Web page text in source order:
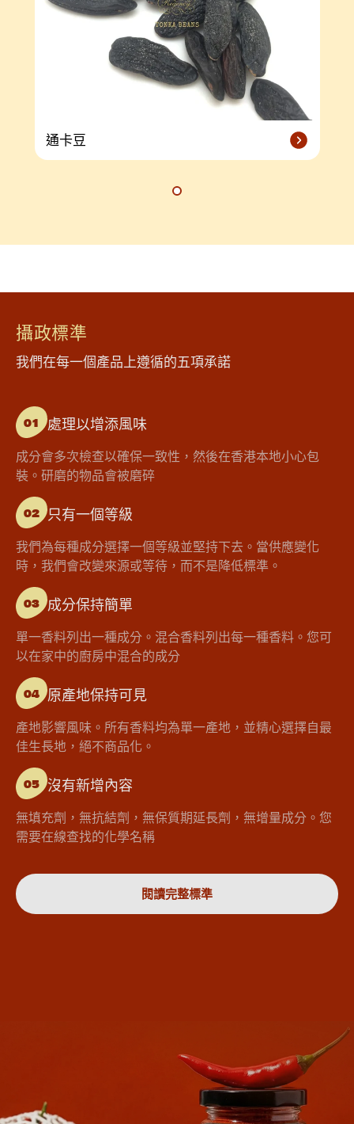
通卡豆
攝政標準
我們在每一個產品上遵循的五項承諾
01 處理以增添風味
成分會多次檢查以確保一致性，然後在香港本地小心包
裝。研磨的物品會被磨碎
02 只有一個等級
我們為每種成分選擇一個等級並堅持下去。當供應變化
時，我們會改變來源或等待，而不是降低標準。
03 成分保持簡單
單一香料列出一種成分。混合香料列出每一種香料。您可
以在家中的廚房中混合的成分
04 原產地保持可見
產地影響風味。所有香料均為單一產地，並精心選擇自最
佳生長地，絕不商品化。
05 沒有新增內容
無填充劑，無抗結劑，無保質期延長劑，無增量成分。您
需要在線查找的化學名稱
閱讀完整標準